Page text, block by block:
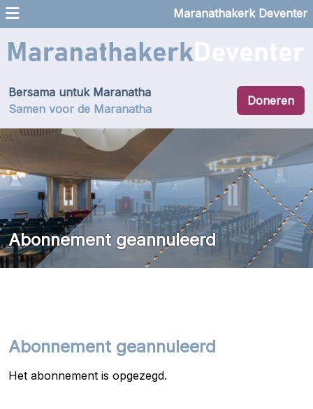
Maranathakerk Deventer
Bersama untuk Maranatha
Samen voor de Maranatha
Doneren
Abonnement geannuleerd
Abonnement geannuleerd
Het abonnement is opgezegd.